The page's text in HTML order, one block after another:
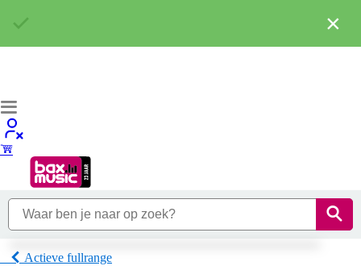
Actieve fullrange
×